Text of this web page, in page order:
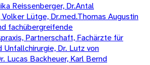
Reissenberger, Dr.Antal
Volker Lütge, Dr.med.Thomas Augustin
fachübergreifende
Partnerschaft, Fachärzte für
Unfallchirurgie, Dr. Lutz von
Lucas Backheuer, Karl Bernd